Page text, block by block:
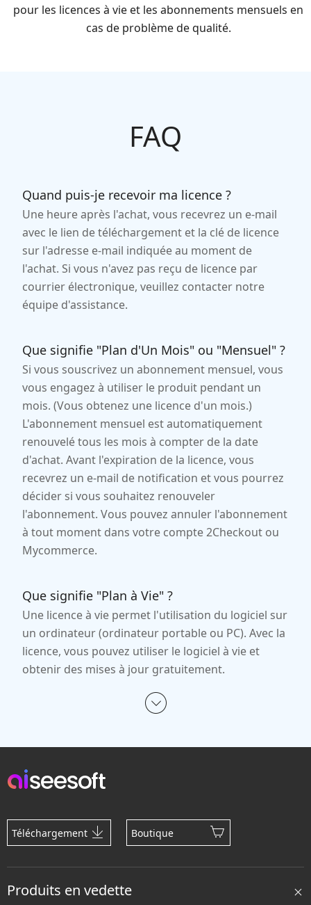
pour les licences à vie et les abonnements mensuels en
cas de problème de qualité.
FAQ
Quand puis-je recevoir ma licence ?
Une heure après l'achat, vous recevrez un e-mail
avec le lien de téléchargement et la clé de licence
sur l'adresse e-mail indiquée au moment de
l'achat. Si vous n'avez pas reçu de licence par
courrier électronique, veuillez contacter notre
équipe d'assistance.
Que signifie "Plan d'Un Mois" ou "Mensuel" ?
Si vous souscrivez un abonnement mensuel, vous
vous engagez à utiliser le produit pendant un
mois. (Vous obtenez une licence d'un mois.)
L'abonnement mensuel est automatiquement
renouvelé tous les mois à compter de la date
d'achat. Avant l'expiration de la licence, vous
recevrez un e-mail de notification et vous pourrez
décider si vous souhaitez renouveler
l'abonnement. Vous pouvez annuler l'abonnement
à tout moment dans votre compte 2Checkout ou
Mycommerce.
Que signifie "Plan à Vie" ?
Une licence à vie permet l'utilisation du logiciel sur
un ordinateur (ordinateur portable ou PC). Avec la
licence, vous pouvez utiliser le logiciel à vie et
obtenir des mises à jour gratuitement.
Téléchargement Boutique
Produits en vedette